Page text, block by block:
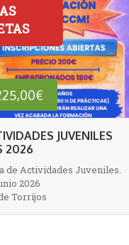
€ Rango
JUVENILES
2026
de Actividades Juveniles.
2026
Torrijos